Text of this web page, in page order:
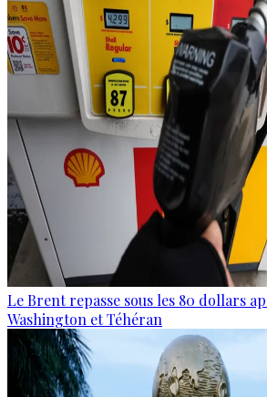
Le Brent repasse sous les 80 dollars
Washington et Téhéran